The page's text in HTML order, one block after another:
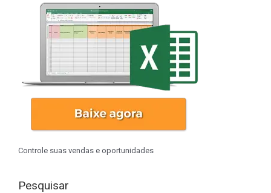
Controle suas vendas e oportunidades
Pesquisar